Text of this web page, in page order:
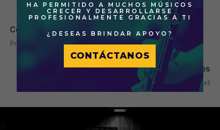
Conciertos
Previous
Clases magistrales
Next
HA PERMITIDO A MUCHOS MÚSICOS
CRECER Y DESARROLLARSE
PROFESIONALMENTE GRACIAS A TI
¿DESEAS BRINDAR APOYO?
CONTÁCTANOS